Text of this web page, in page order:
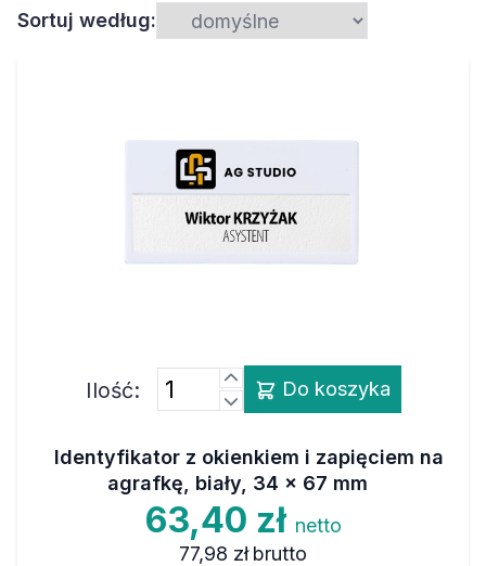
Sortuj według:
Ilość: Do koszyka
Identyfikator z okienkiem i zapięciem na
agrafkę, biały, 34 x 67 mm
63,40 zł netto
77,98 zł brutto